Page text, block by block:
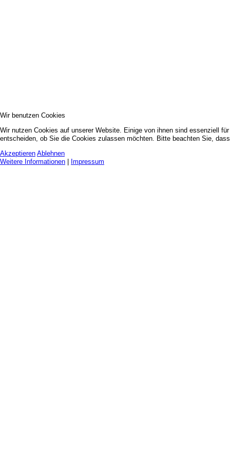
Wir benutzen Cookies
Wir nutzen Cookies auf unserer Website. Einige von ihnen sind essenziell
entscheiden, ob Sie die Cookies zulassen möchten. Bitte beachten Sie,
Akzeptieren Ablehnen
Weitere Informationen
Impressum